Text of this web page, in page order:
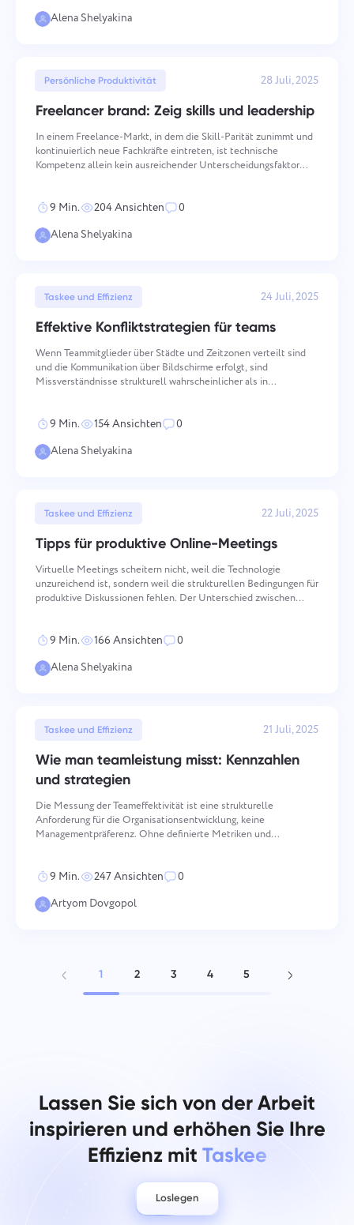
Alena Shelyakina
Persönliche Produktivität 28 Juli, 2025
Freelancer brand: Zeig skills und leadership
In einem Freelance-Markt, in dem die Skill-Parität zunimmt und
kontinuierlich neue Fachkräfte eintreten, ist technische
Kompetenz allein kein ausreichender Unterscheidungsfaktor
9 Min. 204 Ansichten
0
Alena Shelyakina
Taskee und Effizienz 24 Juli, 2025
Effektive Konfliktstrategien für teams
Wenn Teammitglieder über Städte und Zeitzonen verteilt sind
und die Kommunikation über Bildschirme erfolgt, sind
Missverständnisse strukturell wahrscheinlicher als in
unterschiedliche
9 Min. 154 Ansichten
0
Alena Shelyakina
Taskee und Effizienz 22 Juli, 2025
Tipps für produktive Online-Meetings
Virtuelle Meetings scheitern nicht, weil die Technologie
unzureichend ist, sondern weil die strukturellen Bedingungen für
produktive Diskussionen fehlen. Der Unterschied zwischen
9 Min. 166 Ansichten
0
Alena Shelyakina
Taskee und Effizienz 21 Juli, 2025
Wie man teamleistung misst: Kennzahlen
und strategien
Die Messung der Teameffektivität ist eine strukturelle
Anforderung für die Organisationsentwicklung, keine
Managementpräferenz. Ohne definierte Metriken und
Prozessverbesserungen ohne die Daten g
9 Min. 247 Ansichten
0
Artyom Dovgopol
1 2 3 4 5
Lassen Sie sich von der Arbeit
inspirieren und erhöhen Sie Ihre
Effizienz mit Taskee
Loslegen